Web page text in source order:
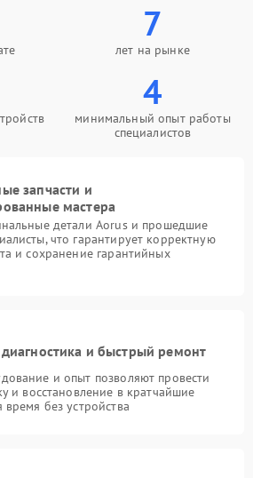
7
лет на рынке
4
минимальный опыт работы
специалистов
запчасти и
мастера
детали Aorus и прошедшие
что гарантирует корректную
и сохранение гарантийных
диагностика и быстрый ремонт
и опыт позволяют провести
и восстановление в кратчайшие
без устройства